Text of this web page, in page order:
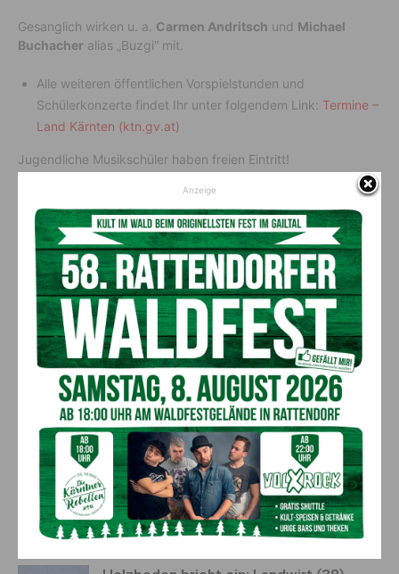
Gesanglich wirken u. a. Carmen Andritsch und Michael
Buchacher alias „Buzgi“ mit.
Alle weiteren öffentlichen Vorspielstunden und
Schülerkonzerte findet Ihr unter folgendem Link: Termine –
Land Kärnten (ktn.gv.at)
Jugendliche Musikschüler haben freien Eintritt!
Vorheriger Artikel
Die AVS sucht Verstärkung!
Nächster Artikel
Urlaub am Bauernhof startet
optimistisch in die
Sommersaison
AKTUELLES
50 Liter Kraftstoff ausgetreten:
Feuerwehreinsatz in Möderndorf
Aktuell 5. August 2026
Großeinsatz in Arnoldstein:
Grenzüberschreitende Suchaktion nach
Schweizer (67)
Aktuell 5. August 2026
Anzeige